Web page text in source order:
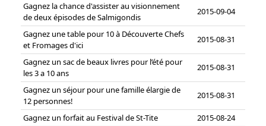
Gagnez la chance d'assister au visionnement
de deux épisodes de Salmigondis
2015-09-04
Gagnez une table pour 10 à Découverte Chefs
et Fromages d'ici
2015-08-31
Gagnez un sac de beaux livres pour l’été pour
les 3 a 10 ans
2015-08-31
Gagnez un séjour pour une famille élargie de
12 personnes!
2015-08-31
Gagnez un forfait au Festival de St-Tite
2015-08-24